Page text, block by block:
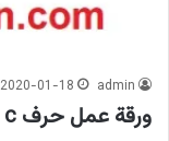
admin
2020-01-18
ورقة عمل حرف c رياض الاطفال